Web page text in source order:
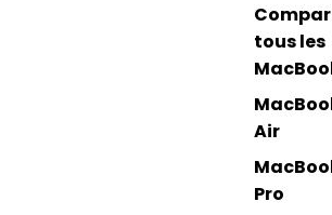
tous les
Air
Pro